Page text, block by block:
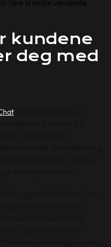
føre til andre uønskede
kundene
deg med